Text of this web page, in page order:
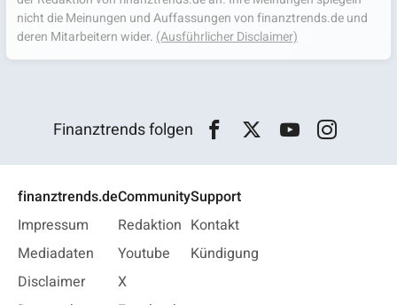
nicht die Meinungen und Auffassungen von finanztrends.de und
deren Mitarbeitern wider. (Ausführlicher Disclaimer)
Finanztrends folgen
finanztrends.de
Impressum
Mediadaten
Disclaimer
Community
Redaktion
Youtube
X
Support
Kontakt
Kündigung